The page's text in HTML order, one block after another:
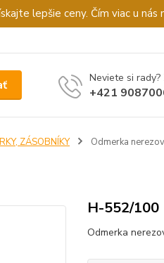
lepšie ceny. Čím viac u
Neviete si
+421
ZÁSOBNÍKY Odmerka
H-552/100
Odmerka